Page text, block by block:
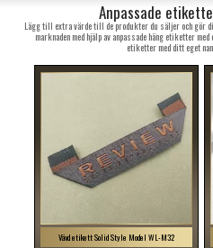
Anpassade
Lägg till extra värde till de produkter du säljer och gör
marknaden med hjälp av anpassade häng etiketter
etiketter med ditt eget
Vävd etikett Solid Style Model WL-M32